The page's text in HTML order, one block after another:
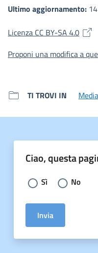
Ultimo aggiornamento:
Licenza CC BY-SA 4.0(si
Proponi una modifica a
TI TROVI IN Media
Ciao, questa
Scegli la
Sì No
Invia